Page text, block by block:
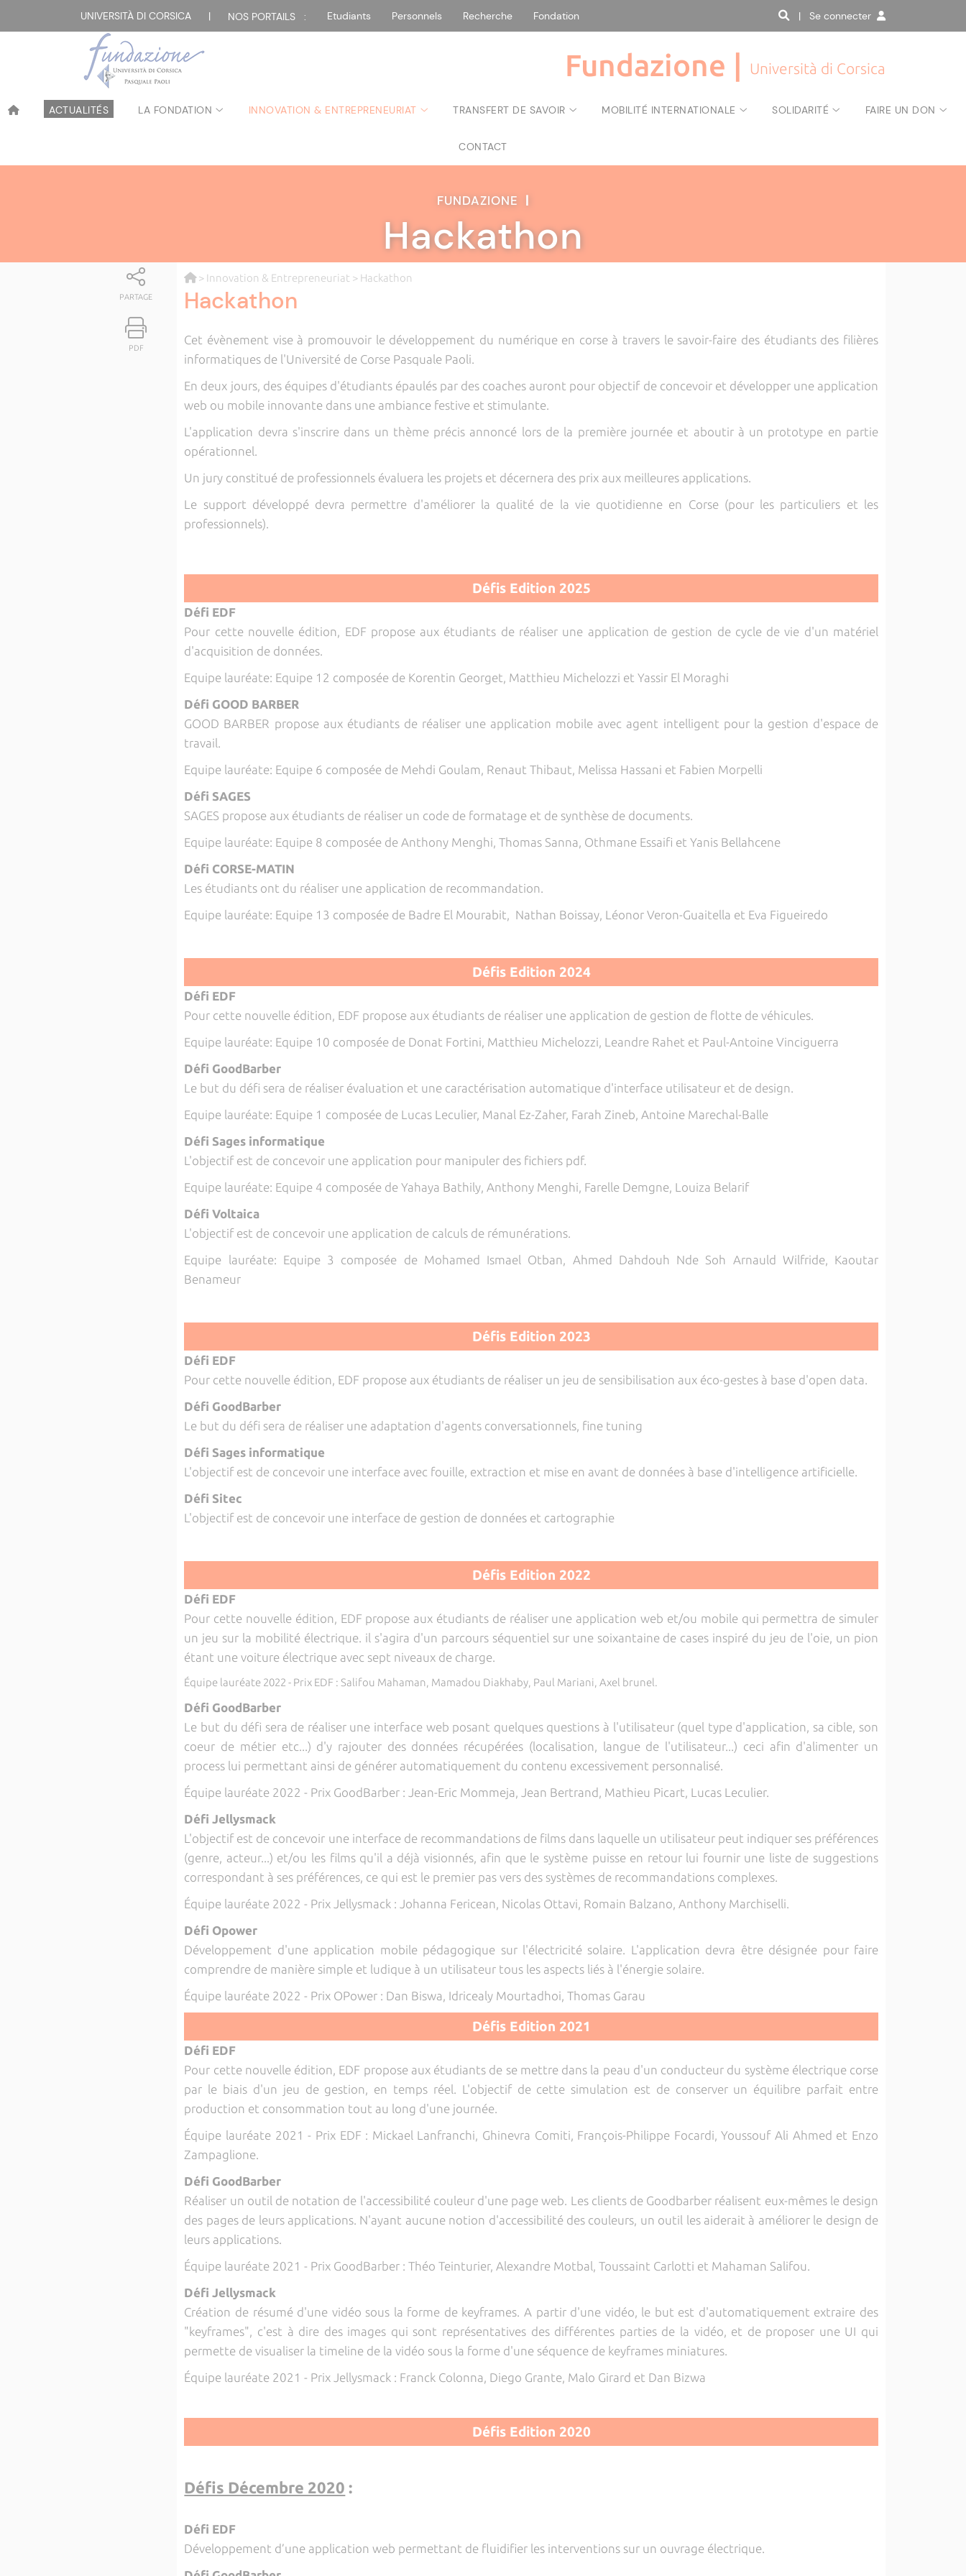
UNIVERSITÀ DI CORSICA | NOS PORTAILS : Etudiants Personnels Recherche Fondation | Se connecter
Fundazione | Università di Corsica
ACTUALITÉS LA FONDATION INNOVATION & ENTREPRENEURIAT TRANSFERT DE SAVOIR MOBILITÉ INTERNATIONALE SOLIDARITÉ FAIRE UN DON
CONTACT
FUNDAZIONE |
Hackathon
PARTAGE
PDF
> Innovation & Entrepreneuriat > Hackathon
Hackathon
Cet évènement vise à promouvoir le développement du numérique en corse à travers le savoir-faire des étudiants des filières
informatiques de l'Université de Corse Pasquale Paoli.
En deux jours, des équipes d'étudiants épaulés par des coaches auront pour objectif de concevoir et développer une application
web ou mobile innovante dans une ambiance festive et stimulante.
L'application devra s'inscrire dans un thème précis annoncé lors de la première journée et aboutir à un prototype en partie
opérationnel.
Un jury constitué de professionnels évaluera les projets et décernera des prix aux meilleures applications.
Le support développé devra permettre d'améliorer la qualité de la vie quotidienne en Corse (pour les particuliers et les
professionnels).
Défis Edition 2025
Défi EDF
Pour cette nouvelle édition, EDF propose aux étudiants de réaliser une application de gestion de cycle de vie d'un matériel
d'acquisition de données.
Equipe lauréate: Equipe 12 composée de Korentin Georget, Matthieu Michelozzi et Yassir El Moraghi
Défi GOOD BARBER
GOOD BARBER propose aux étudiants de réaliser une application mobile avec agent intelligent pour la gestion d'espace de
travail.
Equipe lauréate: Equipe 6 composée de Mehdi Goulam, Renaut Thibaut, Melissa Hassani et Fabien Morpelli
Défi SAGES
SAGES propose aux étudiants de réaliser un code de formatage et de synthèse de documents.
Equipe lauréate: Equipe 8 composée de Anthony Menghi, Thomas Sanna, Othmane Essaifi et Yanis Bellahcene
Défi CORSE-MATIN
Les étudiants ont du réaliser une application de recommandation.
Equipe lauréate: Equipe 13 composée de Badre El Mourabit, Nathan Boissay, Léonor Veron-Guaitella et Eva Figueiredo
Défis Edition 2024
Défi EDF
Pour cette nouvelle édition, EDF propose aux étudiants de réaliser une application de gestion de flotte de véhicules.
Equipe lauréate: Equipe 10 composée de Donat Fortini, Matthieu Michelozzi, Leandre Rahet et Paul-Antoine Vinciguerra
Défi GoodBarber
Le but du défi sera de réaliser évaluation et une caractérisation automatique d'interface utilisateur et de design.
Equipe lauréate: Equipe 1 composée de Lucas Leculier, Manal Ez-Zaher, Farah Zineb, Antoine Marechal-Balle
Défi Sages informatique
L'objectif est de concevoir une application pour manipuler des fichiers pdf.
Equipe lauréate: Equipe 4 composée de Yahaya Bathily, Anthony Menghi, Farelle Demgne, Louiza Belarif
Défi Voltaica
L'objectif est de concevoir une application de calculs de rémunérations.
Equipe lauréate: Equipe 3 composée de Mohamed Ismael Otban, Ahmed Dahdouh Nde Soh Arnauld Wilfride, Kaoutar
Benameur
Défis Edition 2023
Défi EDF
Pour cette nouvelle édition, EDF propose aux étudiants de réaliser un jeu de sensibilisation aux éco-gestes à base d'open data.
Défi GoodBarber
Le but du défi sera de réaliser une adaptation d'agents conversationnels, fine tuning
Défi Sages informatique
L'objectif est de concevoir une interface avec fouille, extraction et mise en avant de données à base d'intelligence artificielle.
Défi Sitec
L'objectif est de concevoir une interface de gestion de données et cartographie
Défis Edition 2022
Défi EDF
Pour cette nouvelle édition, EDF propose aux étudiants de réaliser une application web et/ou mobile qui permettra de simuler
un jeu sur la mobilité électrique. il s'agira d'un parcours séquentiel sur une soixantaine de cases inspiré du jeu de l'oie, un pion
étant une voiture électrique avec sept niveaux de charge.
Équipe lauréate 2022 - Prix EDF : Salifou Mahaman, Mamadou Diakhaby, Paul Mariani, Axel brunel.
Défi GoodBarber
Le but du défi sera de réaliser une interface web posant quelques questions à l'utilisateur (quel type d'application, sa cible, son
coeur de métier etc...) d'y rajouter des données récupérées (localisation, langue de l'utilisateur...) ceci afin d'alimenter un
process lui permettant ainsi de générer automatiquement du contenu excessivement personnalisé.
Équipe lauréate 2022 - Prix GoodBarber : Jean-Eric Mommeja, Jean Bertrand, Mathieu Picart, Lucas Leculier.
Défi Jellysmack
L'objectif est de concevoir une interface de recommandations de films dans laquelle un utilisateur peut indiquer ses préférences
(genre, acteur...) et/ou les films qu'il a déjà visionnés, afin que le système puisse en retour lui fournir une liste de suggestions
correspondant à ses préférences, ce qui est le premier pas vers des systèmes de recommandations complexes.
Équipe lauréate 2022 - Prix Jellysmack : Johanna Fericean, Nicolas Ottavi, Romain Balzano, Anthony Marchiselli.
Défi Opower
Développement d'une application mobile pédagogique sur l'électricité solaire. L'application devra être désignée pour faire
comprendre de manière simple et ludique à un utilisateur tous les aspects liés à l'énergie solaire.
Équipe lauréate 2022 - Prix OPower : Dan Biswa, Idricealy Mourtadhoi, Thomas Garau
Défis Edition 2021
Défi EDF
Pour cette nouvelle édition, EDF propose aux étudiants de se mettre dans la peau d'un conducteur du système électrique corse
par le biais d'un jeu de gestion, en temps réel. L'objectif de cette simulation est de conserver un équilibre parfait entre
production et consommation tout au long d'une journée.
Équipe lauréate 2021 - Prix EDF : Mickael Lanfranchi, Ghinevra Comiti, François-Philippe Focardi, Youssouf Ali Ahmed et Enzo
Zampaglione.
Défi GoodBarber
Réaliser un outil de notation de l'accessibilité couleur d'une page web. Les clients de Goodbarber réalisent eux-mêmes le design
des pages de leurs applications. N'ayant aucune notion d'accessibilité des couleurs, un outil les aiderait à améliorer le design de
leurs applications.
Équipe lauréate 2021 - Prix GoodBarber : Théo Teinturier, Alexandre Motbal, Toussaint Carlotti et Mahaman Salifou.
Défi Jellysmack
Création de résumé d'une vidéo sous la forme de keyframes. A partir d'une vidéo, le but est d'automatiquement extraire des
"keyframes", c'est à dire des images qui sont représentatives des différentes parties de la vidéo, et de proposer une UI qui
permette de visualiser la timeline de la vidéo sous la forme d'une séquence de keyframes miniatures.
Équipe lauréate 2021 - Prix Jellysmack : Franck Colonna, Diego Grante, Malo Girard et Dan Bizwa
Défis Edition 2020
Défis Décembre 2020 :
Défi EDF
Développement d’une application web permettant de fluidifier les interventions sur un ouvrage électrique.